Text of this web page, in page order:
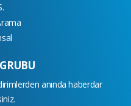
anında haberdar